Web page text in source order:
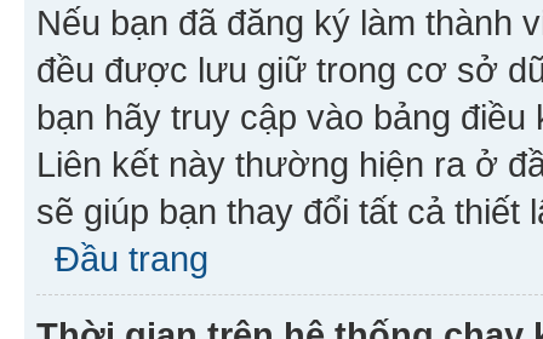
Nếu bạn đã đăng ký làm thành
đều được lưu giữ trong cơ sở
bạn hãy truy cập vào bảng
Liên kết này thường hiện ra ở
sẽ giúp bạn thay đổi tất cả thiết
Đầu trang